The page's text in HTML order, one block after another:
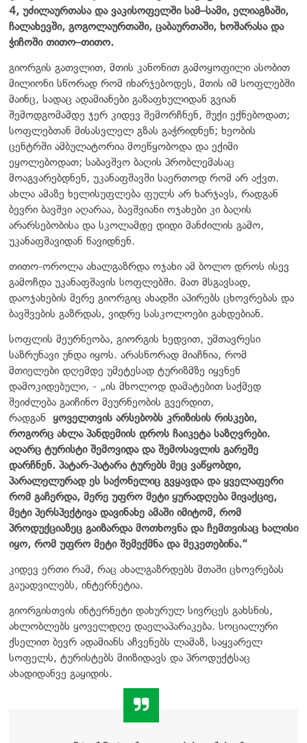
4, უძილაურთასა და ვაკისოფელში სამ–სამი, ელიაგზაში,
ჩალახევში, გოგოლაურთაში, ცაბაურთაში, ხოშარასა და
ჭიჩოში თითო–თითო.
გიორგის გათვლით, მთის კანონით გამოყოფილი ასობით
მილიონი სწორად რომ იხარჯებოდეს, მთის იმ სოფლებში
მაინც, სადაც ადამიანები გაზაფხულიდან გვიან
შემოდგომამდე ჯერ კიდევ შემორჩნენ, შუქი ექნებოდათ;
სოფლებთან მისასვლელ გზას გაჭრიდნენ; ხეობის
ცენტრში ამბულატორია მოეწყობოდა და ექიმი
ეყოლებოდათ; საბავშვო ბაღის პრობლემასაც
მოაგვარებდნენ, უკანაფშავში საერთოდ რომ არ აქვთ.
ახლა ამაზე ხელისუფლება ფულს არ ხარჯავს, რადგან
ბევრი ბავშვი აღარაა, ბავშვიანი ოჯახები კი ბაღის
არარსებობისა და სკოლამდე დიდი მანძილის გამო,
უკანაფშავიდან წავიდნენ.
თითო-ოროლა ახალგაზრდა ოჯახი ამ ბოლო დროს ისევ
გამოჩდა უკანაფშავის სოფლებში. მათ მსგავსად,
დაოჯახების მერე გიორგიც ახადში აპირებს ცხოვრებას და
ბავშვების გაზრდას, ვიდრე სასკოლოები გახდებიან.
სოფლის მეურნეობა, გიორგის ხედვით, უმთავრესი
საზრუნავი უნდა იყოს. არასწორად მიაჩნია, რომ
მთიელები დღემდე უმეტესად ტურიზმზე იყვნენ
დამოკიდებული, - „ის მხოლოდ დამატებით საქმედ
შეიძლება გაიჩინო მეურნეობის გვერდით,
რადგან ყოველთვის არსებობს კრიზისის რისკები,
როგორც ახლა პანდემიის დროს ჩაიკეტა საზღვრები.
აღარც ტურისტი შემოვიდა და შემოსავლის გარეშე
დარჩნენ. პატარ-პატარა ტურებს მეც ვაწყობდი,
პარალელურად ეს საქონელიც გვყავდა და ყველაფერი
რომ გაჩერდა, მერე უფრო მეტი ყურადღება მივაქციე,
მეტი პერსპექტივა დავინახე ამაში იმიტომ, რომ
პროდუქციაზეც გაიზარდა მოთხოვნა და ჩემთვისაც ხალისი
იყო, რომ უფრო მეტი შემექმნა და მეკეთებინა.“
კიდევ ერთი რამ, რაც ახალგაზრდებს მთაში ცხოვრებას
გაუადვილებს, ინტერნეტია.
გიორგისთვის ინტერნეტი დახურულ სივრცეს გახსნის,
ახლობლებს ყოველდღე დაელაპარაკება. სოციალური
ქსელით ბევრ ადამიანს აჩვენებს ლამაზ, საყვარელ
სოფელს, ტურისტებს მიიზიდავს და პროდუქტსაც
ახადიდანვე გაყიდის.